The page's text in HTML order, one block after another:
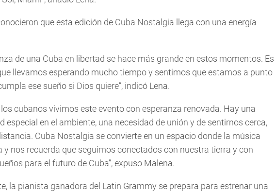
que esta edición de Cuba Nostalgia llega con una energía
de una Cuba en libertad se hace más grande en estos momentos. Es
llevamos esperando mucho tiempo y sentimos que estamos a punto
ese sueño si Dios quiere”, indicó Lena.
los cubanos vivimos este evento con esperanza renovada. Hay una
especial en el ambiente, una necesidad de unión y de sentirnos cerca,
Cuba Nostalgia se convierte en un espacio donde la música
y nos recuerda que seguimos conectados con nuestra tierra y con
para el futuro de Cuba”, expuso Malena.
la pianista ganadora del Latin Grammy se prepara para estrenar una